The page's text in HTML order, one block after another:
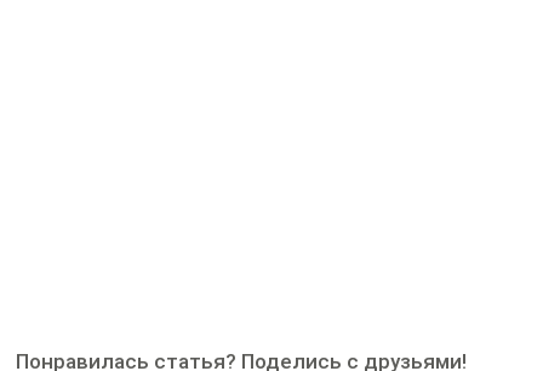
Понравилась статья? Поделись с друзьями!